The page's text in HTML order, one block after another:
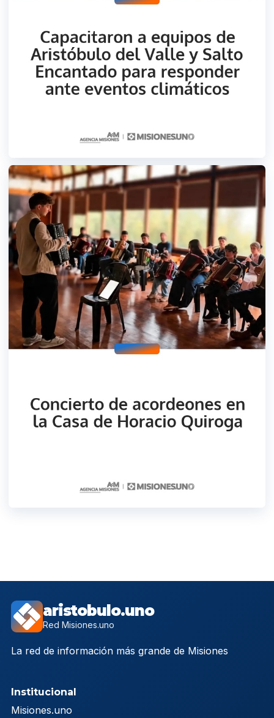
aristobulo.uno
Red Misiones.uno
La red de información más grande de Misiones
Institucional
Misiones.uno